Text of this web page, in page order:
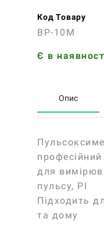
Код Товару
ВР-10М
Є в
Опис
для
пульсу, PI
Підходить
та дому